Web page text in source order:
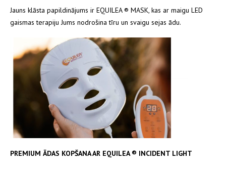
Jauns klāsta papildinājums ir EQUILEA ® MASK, kas ar maigu LED
gaismas terapiju Jums nodrošina tīru un svaigu sejas ādu.
PREMIUM ĀDAS KOPŠANA AR EQUILEA ® INCIDENT LIGHT